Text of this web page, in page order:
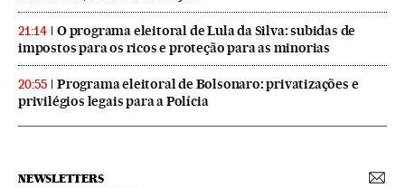
21:14
O programa eleitoral de Lula da Silva: subidas de
impostos para os ricos e proteção para as minorias
20:55
Programa eleitoral de Bolsonaro: privatizações e
privilégios legais para a Polícia
NEWSLETTERS